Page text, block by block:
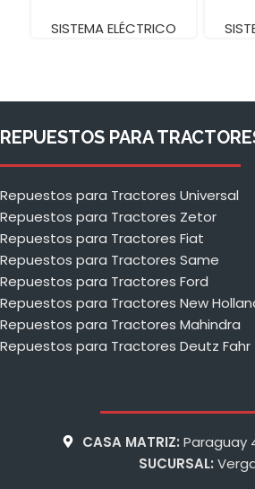
SISTEMA ELÉCTRICO
REPUESTOS PARA
Repuestos para Tractores Universal
Repuestos para Tractores Zetor
Repuestos para Tractores Fiat
Repuestos para Tractores Same
Repuestos para Tractores Ford
Repuestos para Tractores New
Repuestos para Tractores Mahindra
Repuestos para Tractores Deutz Fahr
CASA MATRIZ: Paraguay
SUCURSAL: